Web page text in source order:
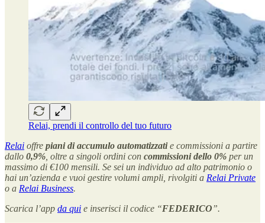
Relai, prendi il controllo del tuo futuro
Relai offre piani di accumulo automatizzatie commissioni a partire
dallo 0,9% , oltre a singoli ordini con commissioni dello 0% per un
massimo di €100 mensili. Se sei un individuo ad alto patrimonio o
hai un’azienda e vuoi gestire volumi ampli, rivolgiti a Relai Private
o a Relai Business.
Scarica l’app da qui e inserisci il codice “FEDERICO”.